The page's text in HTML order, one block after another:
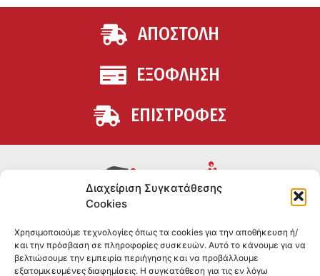
Διαχείριση Συγκατάθεσης
Cookies
Χρησιμοποιούμε τεχνολογίες όπως τα cookies για την αποθήκευση ή/
και την πρόσβαση σε πληροφορίες συσκευών. Αυτό το κάνουμε για να
βελτιώσουμε την εμπειρία περιήγησης και να προβάλλουμε
εξατομικευμένες διαφημίσεις. Η συγκατάθεση για τις εν λόγω
ΑΠΟΣΤΟΛΗ
ΕΞΟΦΛΗΣΗ
ΕΠΙΣΤΡΟΦΕΣ
θέλουν να βελτιώσουν τη διατροφή και την υγεία τους.
Επώνυμα brands και εμπειρία ετών στο χώρο.